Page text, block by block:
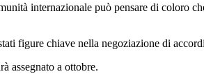
internazionale può pensare di coloro
figure chiave nella negoziazione di
assegnato a ottobre.